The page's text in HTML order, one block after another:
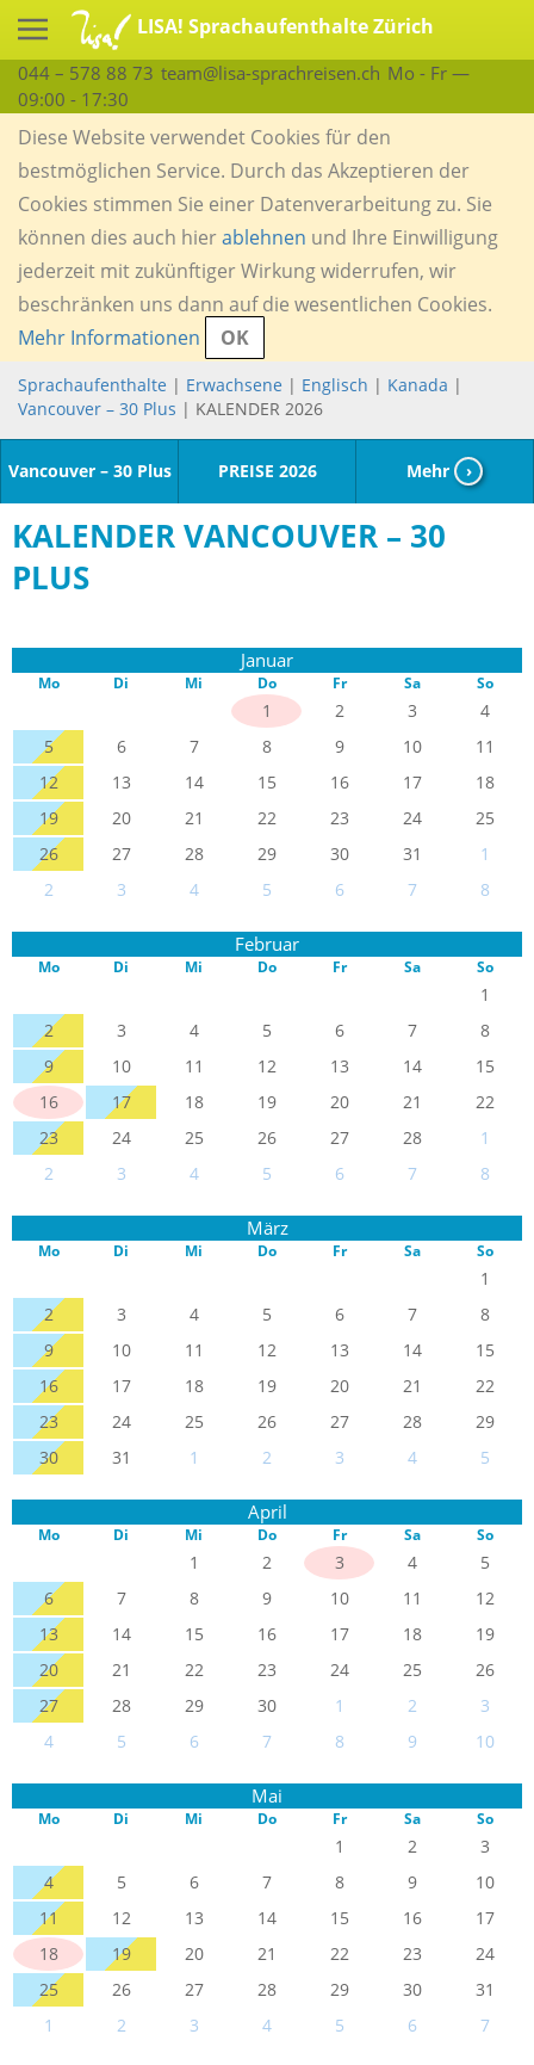
LISA! Sprachaufenthalte Zürich
044 – 578 88 73 team@lisa-sprachreisen.ch Mo - Fr —
09:00 - 17:30
Diese Website verwendet Cookies für den
bestmöglichen Service. Durch das Akzeptieren der
Cookies stimmen Sie einer Datenverarbeitung zu. Sie
können dies auch hierablehnen und Ihre Einwilligung
jederzeit mit zukünftiger Wirkung widerrufen, wir
beschränken uns dann auf die wesentlichen Cookies.
Mehr Informationen
OK
Sprachaufenthalte | Erwachsene | Englisch | Kanada |
Vancouver – 30 Plus | KALENDER 2026
Vancouver – 30 Plus PREISE 2026 Mehr ›
KALENDER VANCOUVER – 30
PLUS
Januar
Mo Di Mi Do Fr Sa So
1 2 3
4
5
6 7 8 9 10
11
12
13 14 15 16 17
18
19
20 21 22 23 24
25
26
27 28 29 30 31
1
2
3 4 5 6 7 8
Februar
Mo Di Mi Do Fr Sa So
1
2
3 4 5 6 7
8
9
10 11 12 13 14
15
16
17 18 19 20 21
22
23
24 25 26 27 28
1
2
3 4 5 6 7 8
März
Mo Di Mi Do Fr Sa So
1
2
3 4 5 6 7
8
9
10 11 12 13 14
15
16
17 18 19 20 21
22
23
24 25 26 27 28
29
30
31 1 2 3 4 5
April
Mo Di Mi Do Fr Sa So
1 2 3 4
5
6
7 8 9 10 11
12
13
14 15 16 17 18
19
20
21 22 23 24 25
26
27
28 29 30 1 2
3
4
5 6 7 8 9 10
Mai
Mo Di Mi Do Fr Sa So
1 2
3
4
5 6 7 8 9
10
11
12 13 14 15 16
17
18
19 20 21 22 23
24
25
26 27 28 29 30
31
1
2 3 4 5 6 7